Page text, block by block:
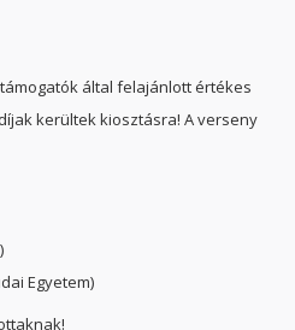
által felajánlott értékes
kerültek kiosztásra! A verseny
Egyetem)